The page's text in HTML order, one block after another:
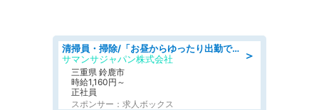
＞
清掃員・掃除/「お昼からゆったり出勤できる」未経験者さん&ブランクがある方も大歓迎/扶養内勤務&WワークOK/三重県/鈴鹿市
サマンサジャパン株式会社
三重県 鈴鹿市
時給1,160円～
正社員
スポンサー：求人ボックス